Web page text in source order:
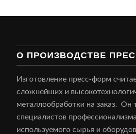
О ПРОИЗВОДСТВЕ
Изготовление пресс-форм
сложнейших и
металлообработки на заказ. Он
специалистов
используемого сырья и